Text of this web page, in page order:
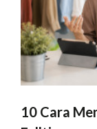
10 Cara